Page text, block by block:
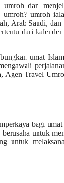
dan
umroh? umroh
Arab Saudi,
dari
umat
Agen Travel
bagi
untuk